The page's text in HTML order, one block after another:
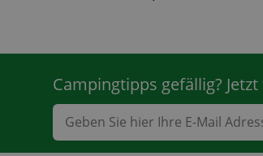
Campingtipps gefällig?